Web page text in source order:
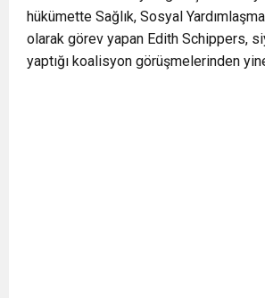
BULUŞUYOR
hükümette Sağlık, Sosyal
olarak görev yapan Edith Schippers,
yaptığı koalisyon görüşmelerinden